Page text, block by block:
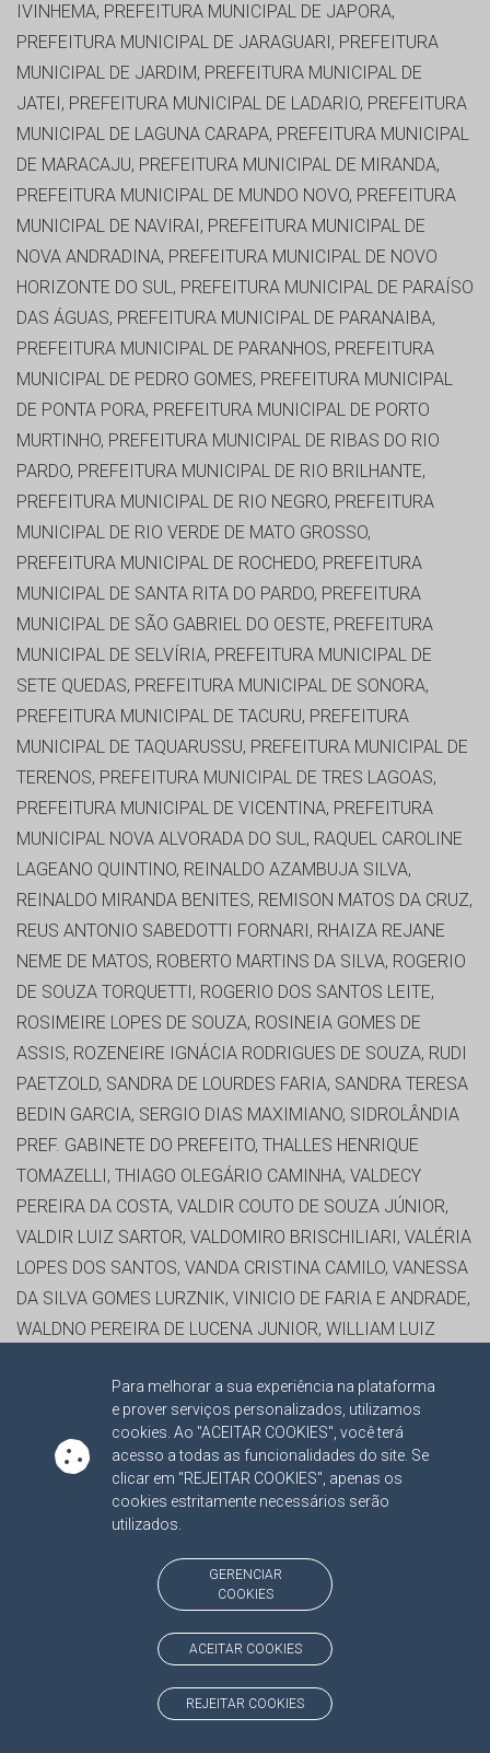
Para melhorar a sua experiência na plataforma
e prover serviços personalizados, utilizamos
cookies. Ao "ACEITAR COOKIES", você terá
acesso a todas as funcionalidades do site. Se
clicar em "REJEITAR COOKIES", apenas os
cookies estritamente necessários serão
utilizados.
GERENCIAR
COOKIES
ACEITAR COOKIES
REJEITAR COOKIES
IVINHEMA, PREFEITURA MUNICIPAL DE JAPORA,
PREFEITURA MUNICIPAL DE JARAGUARI, PREFEITURA
MUNICIPAL DE JARDIM, PREFEITURA MUNICIPAL DE
JATEI, PREFEITURA MUNICIPAL DE LADARIO, PREFEITURA
MUNICIPAL DE LAGUNA CARAPA, PREFEITURA MUNICIPAL
DE MARACAJU, PREFEITURA MUNICIPAL DE MIRANDA,
PREFEITURA MUNICIPAL DE MUNDO NOVO, PREFEITURA
MUNICIPAL DE NAVIRAI, PREFEITURA MUNICIPAL DE
NOVA ANDRADINA, PREFEITURA MUNICIPAL DE NOVO
HORIZONTE DO SUL, PREFEITURA MUNICIPAL DE PARAÍSO
DAS ÁGUAS, PREFEITURA MUNICIPAL DE PARANAIBA,
PREFEITURA MUNICIPAL DE PARANHOS, PREFEITURA
MUNICIPAL DE PEDRO GOMES, PREFEITURA MUNICIPAL
DE PONTA PORA, PREFEITURA MUNICIPAL DE PORTO
MURTINHO, PREFEITURA MUNICIPAL DE RIBAS DO RIO
PARDO, PREFEITURA MUNICIPAL DE RIO BRILHANTE,
PREFEITURA MUNICIPAL DE RIO NEGRO, PREFEITURA
MUNICIPAL DE RIO VERDE DE MATO GROSSO,
PREFEITURA MUNICIPAL DE ROCHEDO, PREFEITURA
MUNICIPAL DE SANTA RITA DO PARDO, PREFEITURA
MUNICIPAL DE SÃO GABRIEL DO OESTE, PREFEITURA
MUNICIPAL DE SELVÍRIA, PREFEITURA MUNICIPAL DE
SETE QUEDAS, PREFEITURA MUNICIPAL DE SONORA,
PREFEITURA MUNICIPAL DE TACURU, PREFEITURA
MUNICIPAL DE TAQUARUSSU, PREFEITURA MUNICIPAL DE
TERENOS, PREFEITURA MUNICIPAL DE TRES LAGOAS,
PREFEITURA MUNICIPAL DE VICENTINA, PREFEITURA
MUNICIPAL NOVA ALVORADA DO SUL, RAQUEL CAROLINE
LAGEANO QUINTINO, REINALDO AZAMBUJA SILVA,
REINALDO MIRANDA BENITES, REMISON MATOS DA CRUZ,
REUS ANTONIO SABEDOTTI FORNARI, RHAIZA REJANE
NEME DE MATOS, ROBERTO MARTINS DA SILVA, ROGERIO
DE SOUZA TORQUETTI, ROGERIO DOS SANTOS LEITE,
ROSIMEIRE LOPES DE SOUZA, ROSINEIA GOMES DE
ASSIS, ROZENEIRE IGNÁCIA RODRIGUES DE SOUZA, RUDI
PAETZOLD, SANDRA DE LOURDES FARIA, SANDRA TERESA
BEDIN GARCIA, SERGIO DIAS MAXIMIANO, SIDROLÂNDIA
PREF. GABINETE DO PREFEITO, THALLES HENRIQUE
TOMAZELLI, THIAGO OLEGÁRIO CAMINHA, VALDECY
PEREIRA DA COSTA, VALDIR COUTO DE SOUZA JÚNIOR,
VALDIR LUIZ SARTOR, VALDOMIRO BRISCHILIARI, VALÉRIA
LOPES DOS SANTOS, VANDA CRISTINA CAMILO, VANESSA
DA SILVA GOMES LURZNIK, VINICIO DE FARIA E ANDRADE,
WALDNO PEREIRA DE LUCENA JUNIOR, WILLIAM LUIZ
DE SOUZA SILVA
ADVOGADO(S): FLAVIO PEREIRA ROMULO, IVAN GABRIEL
MEDEIROS DA SILVA, LUCAS RESENDE PRESTES
CONS. RONALDO CHADID
RECURSO ORDINÁRIO 2014
2105005
FUNDO DE MANUTENÇÃO E DESENVOLVIMENTO
DA EDUCAÇÃO BÁSICA E DE VALORIZAÇÃO DOS
PROFISSIONAIS DA EDUCAÇÃO-FUNDEB DE